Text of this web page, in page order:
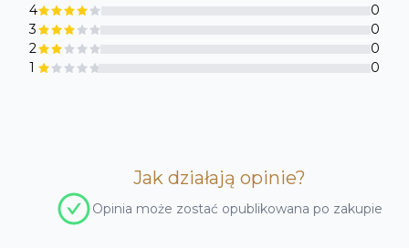
4
0
3
0
2
0
1
0
Jak działają opinie?
Opinia może zostać opublikowana po zakupie